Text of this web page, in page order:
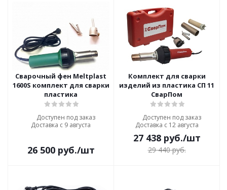
Сварочный фен Meltplast
1600S комплект для сварки
пластика
Доступен под заказ
Доставка с 9 августа
26 500руб./шт
Комплект для сварки
изделий из пластика СП 11
СварПом
Доступен под заказ
Доставка с 12 августа
27 438руб./шт
29 440руб.